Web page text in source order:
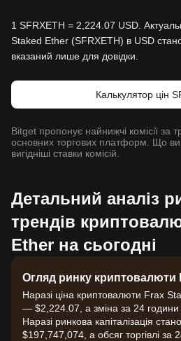
1 SFRXETH = 2,224.07 USD.
Staked Ether (SFRXETH) в USD
вказаний лише для довідки.
Калькулятор цін
Bitget пропонує найнижчі комісії за
основних торгових платформ. Що
вигідніші ставки комісій.
Детальний аналіз
трендів
Ether на сьогодні
Огляд ринку криптовалюти
Наразі ціна криптовалюти Frax
— $2,224.07, а зміна за 24 години
Наразі ринкова капіталізація
$197,747,074, а обсяг торгівлі за